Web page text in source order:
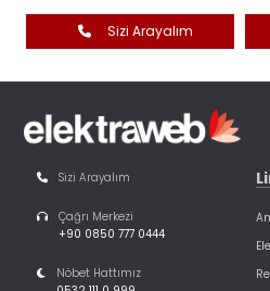
Sizi Arayalım
Sizi Arayalım
Çağrı Merkezi
+90 0850 777 0444
Nöbet Hattımız